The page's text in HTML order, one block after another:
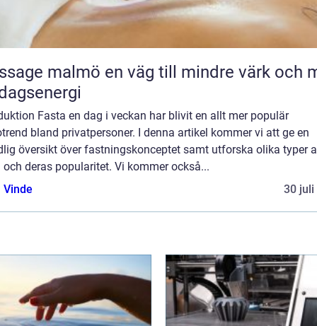
en väg till mindre värk och mer
Fasta en dag i veckan har blivit en allt mer populär
bland privatpersoner. I denna artikel kommer vi att ge en
översikt över fastningskonceptet samt utforska olika typer
deras popularitet. Vi kommer också...
Vinde
30 juli